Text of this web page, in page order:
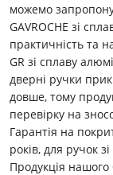
можемо
GAVROCHE зі
практичність та
GR зі сплаву
дверні ручки
довше, тому
перевірку на
Гарантія на
років, для ручок
Продукція